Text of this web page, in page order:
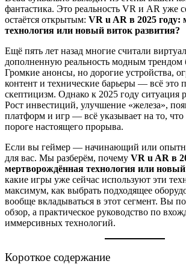
фантастика. Это реальность VR и AR уже
остаётся открытым: VR u AR в 2025 году:
технология или новый виток развития?
Ещё пять лет назад многие считали
дополненную реальность модным трендом
Громкие анонсы, но дорогие устройства,
контент и технические барьеры — всё это
скептицизм. Однако к 2025 году ситуация
Рост инвестиций, улучшение «железа»,
платформ и игр — всё указывает на то,
пороге настоящего прорыва.
Если вы геймер — начинающий или
для вас. Мы разберём, почему VR u AR в
мертворождённая технология или
какие игры уже сейчас используют эти
максимум, как выбрать подходящее
вообще вкладываться в этот сегмент. Вы
обзор, а практическое руководство по
иммерсивных технологий.
Короткое содержание